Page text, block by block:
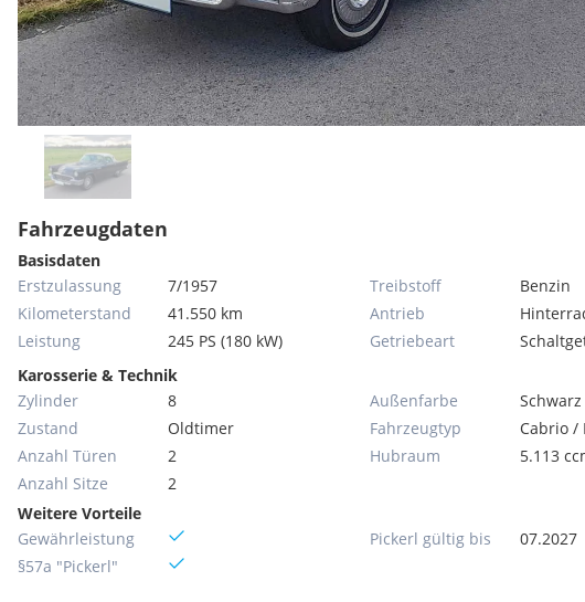
Fahrzeugdaten
Basisdaten
Erstzulassung
7/1957
Kilometerstand
41.550 km
Leistung
245 PS (180 kW)
Treibstoff
Benzin
Antrieb
Getriebeart
Karosserie & Technik
Zylinder
8
Zustand
Oldtimer
Anzahl Türen
2
Anzahl Sitze
2
Außenfarbe
Schwarz
Fahrzeugtyp
Cabrio /
Hubraum
5.113
Weitere Vorteile
Gewährleistung
§57a "Pickerl"
Pickerl gültig bis 07.2027